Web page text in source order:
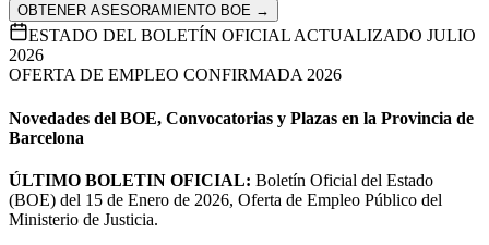
OBTENER ASESORAMIENTO BOE →
ESTADO DEL BOLETÍN OFICIAL ACTUALIZADO JULIO
2026
OFERTA DE EMPLEO CONFIRMADA 2026
Novedades del BOE, Convocatorias y Plazas en la Provincia de
Barcelona
ÚLTIMO BOLETIN OFICIAL: Boletín Oficial del Estado
(BOE) del 15 de Enero de 2026, Oferta de Empleo Público del
Ministerio de Justicia.